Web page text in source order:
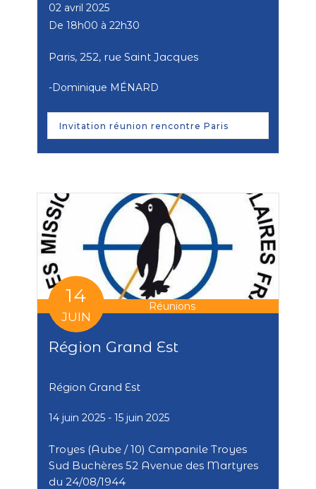
02 avril 2025
De 18h00 à 22h30
Paris, 252, rue Saint Jacques
-Dominique MÉNARD
Invitation réunion rencontre Paris
14
JUIN
Réunions
Région Grand Est
Région Grand Est
14 juin 2025 - 15 juin 2025
Troyes (Aube / 10) Campanile Troyes
Sud Buchères 52 Avenue des Martyres
du 24/08/1944